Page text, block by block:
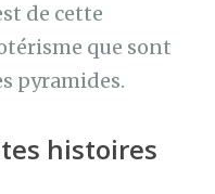
de cette
que sont
pyramides.
histoires